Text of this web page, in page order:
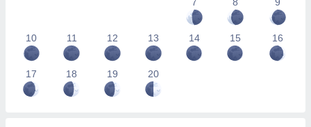
10 11 12 13 14 15 16
17 18 19 20